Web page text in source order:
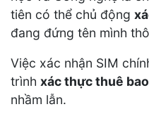
tiên có thể chủ động
đang đứng tên mình
Việc xác nhận SIM
trình xác thực thuê bao
nhầm lẫn.